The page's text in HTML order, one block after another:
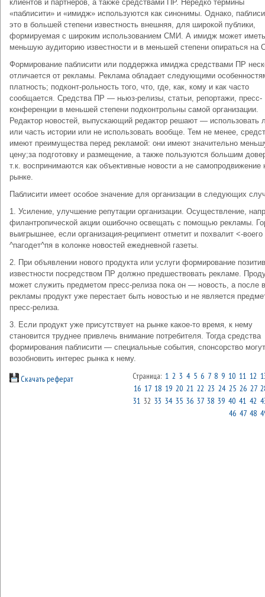
клиентов и партнеров, а также средствами ПР. Нередко термины
«паблисити» и «имидж» используются как синонимы. Однако,
это в большей степени известность внешняя, для широкой публики,
формируемая с широким использованием СМИ. А имидж может иметь
меньшую аудиторию известности и в меньшей степени опираться на
Формирование паблисити или поддержка имиджа средствами ПР
отличается от рекламы. Реклама обладает следующими
платность; подконт-рольность того, что, где, как, кому и как часто
сообщается. Средства ПР — ньюз-релизы, статьи, репортажи, пресс-
конференции в меньшей степени подконтрольны самой организации.
Редактор новостей, выпускающий редактор решают — использовать
или часть истории или не использовать вообще. Тем не менее,
имеют преимущества перед рекламой: они имеют значительно
цену;за подготовку и размещение, а также пользуются большим
т.к. воспринимаются как объективные новости а не самопродвижение
рынке.
Паблисити имеет особое значение для организации в следующих
1. Усиление, улучшение репутации организации. Осуществление,
филантропической акции ошибочно освещать с помощью рекламы.
выигрышнее, если организация-реципиент отметит и похвалит <-воего
^пагодет^пя в колонке новостей ежедневной газеты.
2. При объявлении нового продукта или услуги формирование
известности посредством ПР должно предшествовать рекламе.
может служить предметом пресс-релиза пока он — новость, а после
рекламы продукт уже перестает быть новостью и не является
пресс-релиза.
3. Если продукт уже присутствует на рынке какое-то время, к нему
становится труднее привлечь внимание потребителя. Тогда средства
формирования паблисити — специальные события, спонсорство могут
возобновить интерес рынка к нему.
Скачать реферат Страница: 1 2 3 4 5 6 7 8 9 10 11 12
16 17 18 19 20 21 22 23 24 25 26 27
31 32 33 34 35 36 37 38 39 40 41 42
46 47 48